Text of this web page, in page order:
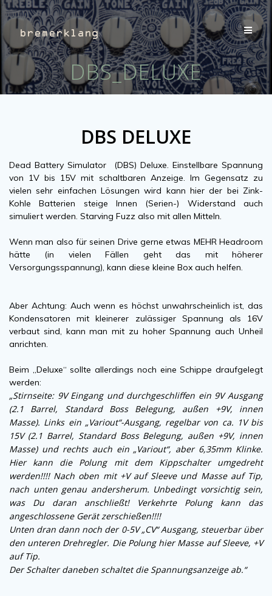
Zum
Inhalt
springen
DBS_DELUXE
DBS DELUXE
Dead Battery Simulator (DBS) Deluxe. Einstellbare Spannung
von 1V bis 15V mit schaltbaren Anzeige. Im Gegensatz zu
vielen sehr einfachen Lösungen wird kann hier der bei Zink-
Kohle Batterien steige Innen (Serien-) Widerstand auch
simuliert werden. Starving Fuzz also mit allen Mitteln.
Wenn man also für seinen Drive gerne etwas MEHR Headroom
hätte (in vielen Fällen geht das mit höherer
Versorgungsspannung), kann diese kleine Box auch helfen.
Aber Achtung: Auch wenn es höchst unwahrscheinlich ist, das
Kondensatoren mit kleinerer zulässiger Spannung als 16V
verbaut sind, kann man mit zu hoher Spannung auch Unheil
anrichten.
Beim „Deluxe“ sollte allerdings noch eine Schippe draufgelegt
werden:
„Stirnseite: 9V Eingang und durchgeschliffen ein 9V Ausgang
(2.1 Barrel, Standard Boss Belegung, außen +9V, innen
Masse). Links ein „Variout“-Ausgang, regelbar von ca. 1V bis
15V (2.1 Barrel, Standard Boss Belegung, außen +9V, innen
Masse) und rechts auch ein „Variout“, aber 6,35mm Klinke.
Hier kann die Polung mit dem Kippschalter umgedreht
werden!!!! Nach oben mit +V auf Sleeve und Masse auf Tip,
nach unten genau andersherum. Unbedingt vorsichtig sein,
was Du daran anschließt! Verkehrte Polung kann das
angeschlossene Gerät zerschießen!!!!
Unten dran dann noch der 0-5V „CV“ Ausgang, steuerbar über
den unteren Drehregler. Die Polung hier Masse auf Sleeve, +V
auf Tip.
Der Schalter daneben schaltet die Spannungsanzeige ab.“